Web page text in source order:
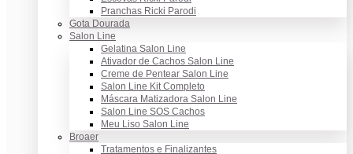
Pranchas Ricki Parodi
Gota Dourada
Salon Line
Gelatina Salon Line
Ativador de Cachos Salon Line
Creme de Pentear Salon Line
Salon Line Kit Completo
Máscara Matizadora Salon Line
Salon Line SOS Cachos
Meu Liso Salon Line
Broaer
Tratamentos e Finalizantes